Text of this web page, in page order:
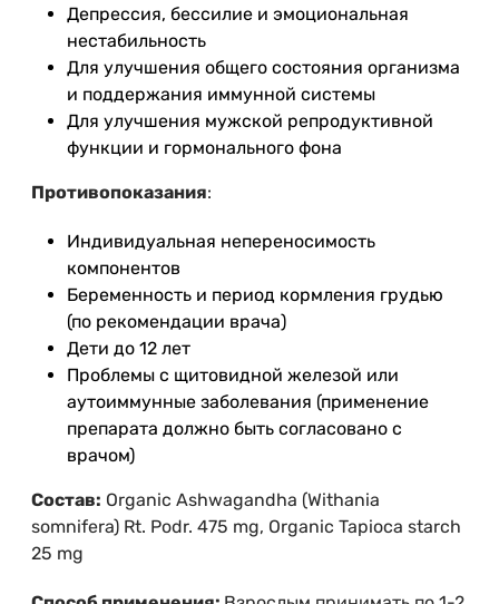
Депрессия, бессилие и эмоциональная
нестабильность
Для улучшения общего состояния организма
и поддержания иммунной системы
Для улучшения мужской репродуктивной
функции и гормонального фона
Противопоказания:
Индивидуальная непереносимость
компонентов
Беременность и период кормления грудью
(по рекомендации врача)
Дети до 12 лет
Проблемы с щитовидной железой или
аутоиммунные заболевания (применение
препарата должно быть согласовано с
врачом)
Состав: Organic Ashwagandha (Withania
somnifera) Rt. Podr. 475 mg, Organic Tapioca starch
25 mg